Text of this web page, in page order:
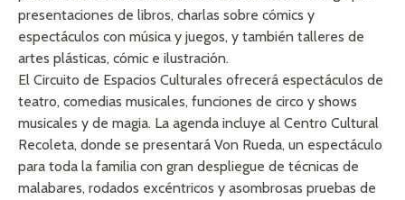
presentaciones de libros, charlas sobre cómics y
espectáculos con música y juegos, y también talleres de
artes plásticas, cómic e ilustración.
El Circuito de Espacios Culturales ofrecerá espectáculos de
teatro, comedias musicales, funciones de circo y shows
musicales y de magia. La agenda incluye al Centro Cultural
Recoleta, donde se presentará Von Rueda, un espectáculo
para toda la familia con gran despliegue de técnicas de
malabares, rodados excéntricos y asombrosas pruebas de